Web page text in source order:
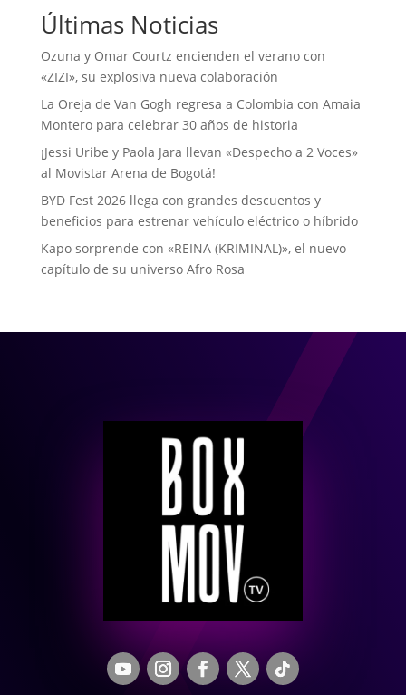
Últimas Noticias
Ozuna y Omar Courtz encienden el verano con
«ZIZI», su explosiva nueva colaboración
La Oreja de Van Gogh regresa a Colombia con Amaia
Montero para celebrar 30 años de historia
¡Jessi Uribe y Paola Jara llevan «Despecho a 2 Voces»
al Movistar Arena de Bogotá!
BYD Fest 2026 llega con grandes descuentos y
beneficios para estrenar vehículo eléctrico o híbrido
Kapo sorprende con «REINA (KRIMINAL)», el nuevo
capítulo de su universo Afro Rosa